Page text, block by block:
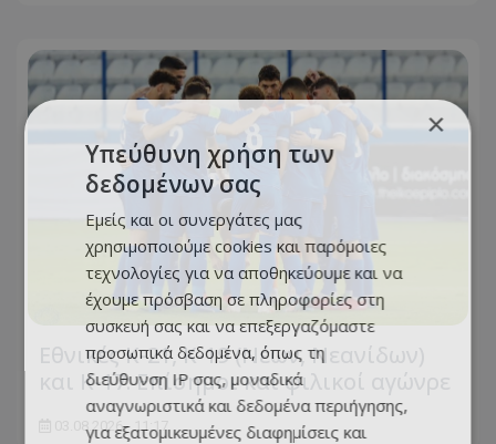
Εθνικές Κ-21, Κ-19 (Νέων, Νεανίδων)
και Κ-17: Eπίσημοι και φιλικοί αγώνρε
03.08.2026 - 11:17
×
Υπεύθυνη χρήση των
δεδομένων σας
Εμείς και οι συνεργάτες μας
χρησιμοποιούμε cookies και παρόμοιες
τεχνολογίες για να αποθηκεύουμε και να
έχουμε πρόσβαση σε πληροφορίες στη
συσκευή σας και να επεξεργαζόμαστε
προσωπικά δεδομένα, όπως τη
διεύθυνση IP σας, μοναδικά
αναγνωριστικά και δεδομένα περιήγησης,
για εξατομικευμένες διαφημίσεις και